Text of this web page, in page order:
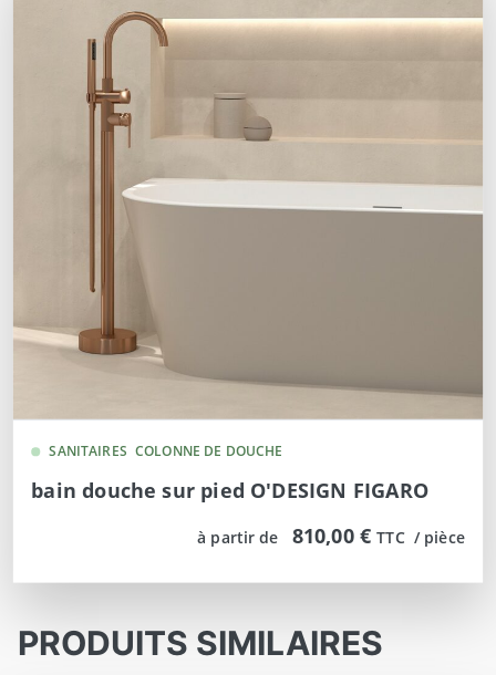
SANITAIRES COLONNE DE DOUCHE
bain douche sur pied O'DESIGN FIGARO
à partir de 810,00 €TTC  / pièce
PRODUITS SIMILAIRES